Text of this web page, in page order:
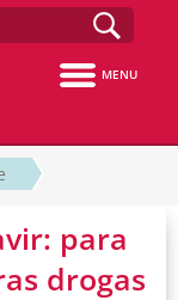
MENU
para
drogas